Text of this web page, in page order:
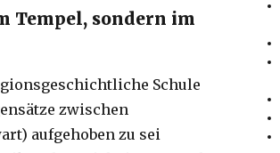
Tempel, sondern im
Schule
zwischen
aufgehoben zu sei